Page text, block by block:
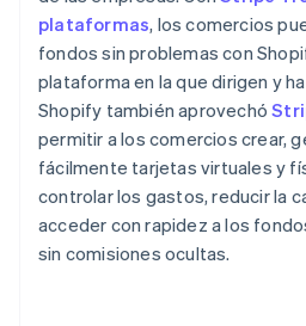
plataformas, los comercios
fondos sin problemas con
plataforma en la que dirigen y
Shopify también aprovechó
permitir a los comercios crear,
fácilmente tarjetas virtuales y
controlar los gastos, reducir la
acceder con rapidez a los
sin comisiones ocultas.